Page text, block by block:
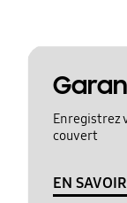
Enregistrez
couvert
EN